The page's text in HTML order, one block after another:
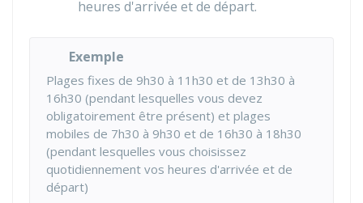
heures d'arrivée et de départ.
Exemple
Plages fixes de 9h30 à 11h30 et de 13h30 à
16h30 (pendant lesquelles vous devez
obligatoirement être présent) et plages
mobiles de 7h30 à 9h30 et de 16h30 à 18h30
(pendant lesquelles vous choisissez
quotidiennement vos heures d'arrivée et de
départ)